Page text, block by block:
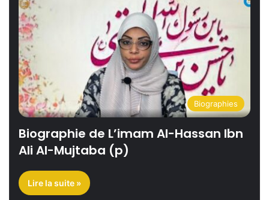
Biographies
Biographie de L’imam Al-Hassan Ibn
Ali Al-Mujtaba (p)
Lire la suite »